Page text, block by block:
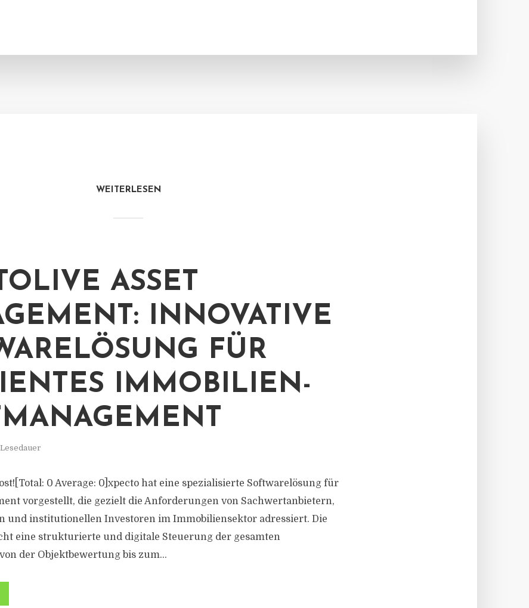
WEITERLESEN
ASSET
INNOVATIVE
FÜR
IMMOBILIEN-
0 Average: 0]xpecto hat eine spezialisierte Softwarelösung für
vorgestellt, die gezielt die Anforderungen von Sachwertanbietern,
und institutionellen Investoren im Immobiliensektor adressiert. Die
eine strukturierte und digitale Steuerung der gesamten
der Objektbewertung bis zum...